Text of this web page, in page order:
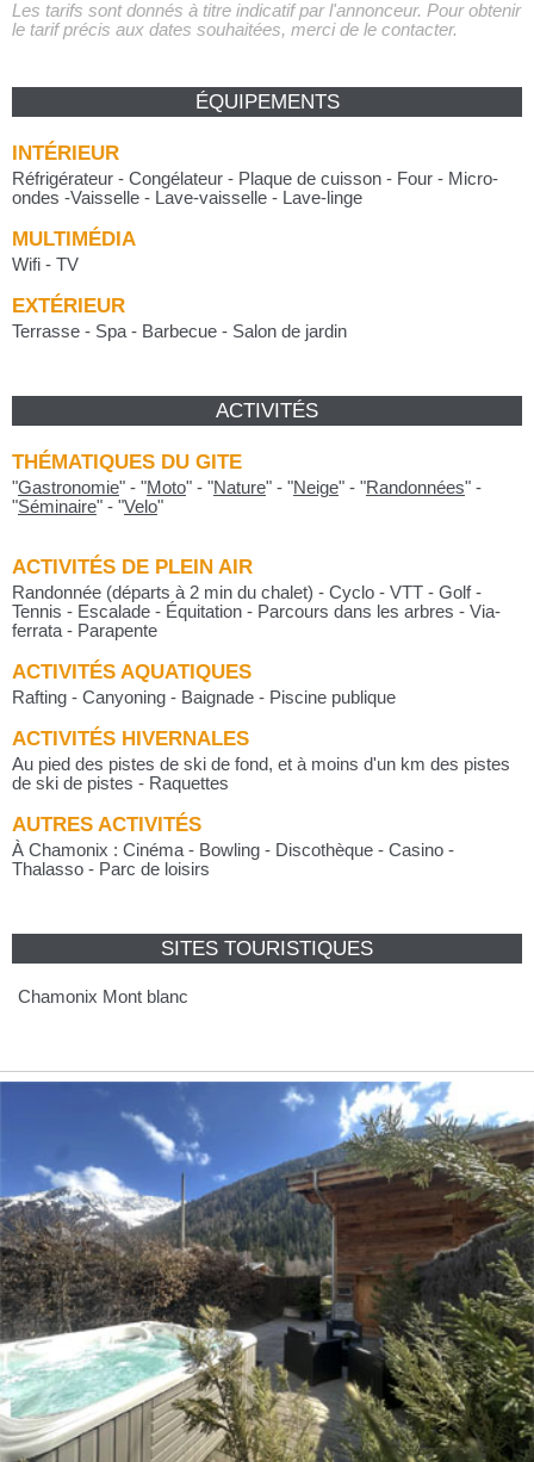
Les tarifs sont donnés à titre indicatif par l'annonceur. Pour obtenir
le tarif précis aux dates souhaitées, merci de le contacter.
ÉQUIPEMENTS
INTÉRIEUR
Réfrigérateur - Congélateur - Plaque de cuisson - Four - Micro-
ondes -Vaisselle - Lave-vaisselle - Lave-linge
MULTIMÉDIA
Wifi - TV
EXTÉRIEUR
Terrasse - Spa - Barbecue - Salon de jardin
ACTIVITÉS
THÉMATIQUES DU GITE
"Gastronomie" - "Moto" - "Nature" - "Neige" - "Randonnées" -
"Séminaire" - "Velo"
ACTIVITÉS DE PLEIN AIR
Randonnée (départs à 2 min du chalet) - Cyclo - VTT - Golf -
Tennis - Escalade - Équitation - Parcours dans les arbres - Via-
ferrata - Parapente
ACTIVITÉS AQUATIQUES
Rafting - Canyoning - Baignade - Piscine publique
ACTIVITÉS HIVERNALES
Au pied des pistes de ski de fond, et à moins d'un km des pistes
de ski de pistes - Raquettes
AUTRES ACTIVITÉS
À Chamonix : Cinéma - Bowling - Discothèque - Casino -
Thalasso - Parc de loisirs
SITES TOURISTIQUES
Chamonix Mont blanc